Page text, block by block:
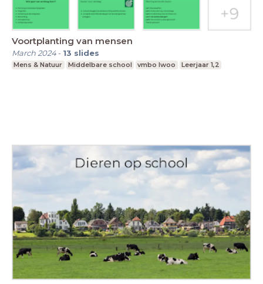
Voortplanting van mensen
March 2024- 13 slides
Mens & Natuur Middelbare school vmbo lwoo Leerjaar 1,2